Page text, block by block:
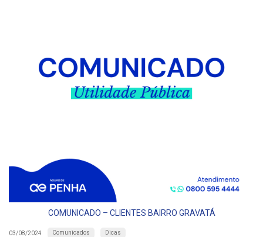
COMUNICADO – CLIENTES BAIRRO GRAVATÁ
03/08/2024 Comunicados Dicas